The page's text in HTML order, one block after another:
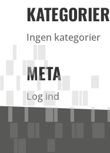
KATEGORIER
Ingen kategorier
META
Log ind